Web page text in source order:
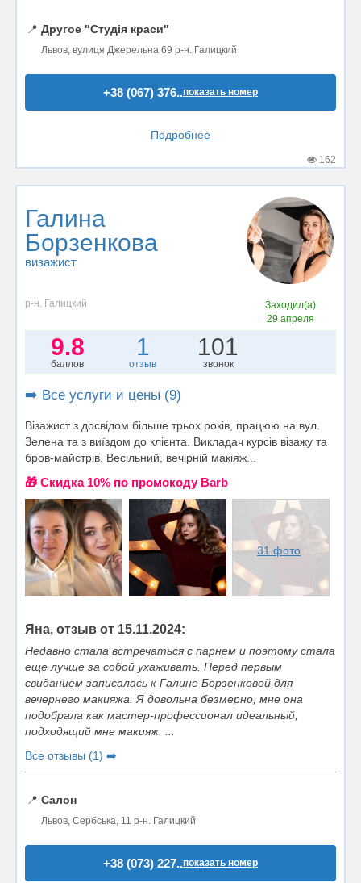
📍 Другое "Студія краси"
Львов, вулиця Джерельна 69 р-н. Галицкий
+38 (067) 376..показать номер
Подробнее
162
Галина
Борзенкова
визажист
р-н. Галицкий
Заходил(а)
29 апреля
9.8
баллов
1
отзыв
101
звонок
➡️ Все услуги и цены (9)
Візажист з досвідом більше трьох років, працюю на вул.
Зелена та з виїздом до клієнта. Викладач курсів візажу та
бров-майстрів. Весільний, вечірній макіяж...
🎁 Cкидка 10% по промокоду Barb
31 фото
Яна, отзыв от 15.11.2024:
Недавно стала встречаться с парнем и поэтому стала
еще лучше за собой ухаживать. Перед первым
свиданием записалась к Галине Борзенковой для
вечернего макияжа. Я довольна безмерно, мне она
подобрала как мастер-профессионал идеальный,
подходящий мне макияж. ...
Все отзывы (1) ➡️
📍 Салон
Львов, Сербська, 11 р-н. Галицкий
+38 (073) 227..показать номер